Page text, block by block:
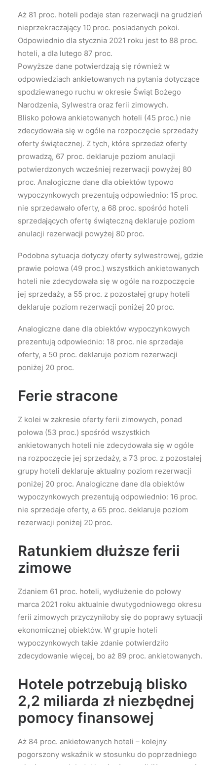
Aż 81 proc. hoteli podaje stan rezerwacji na grudzień
nieprzekraczający 10 proc. posiadanych pokoi.
Odpowiednio dla stycznia 2021 roku jest to 88 proc.
hoteli, a dla lutego 87 proc.
Powyższe dane potwierdzają się również w
odpowiedziach ankietowanych na pytania dotyczące
spodziewanego ruchu w okresie Świąt Bożego
Narodzenia, Sylwestra oraz ferii zimowych.
Blisko połowa ankietowanych hoteli (45 proc.) nie
zdecydowała się w ogóle na rozpoczęcie sprzedaży
oferty świątecznej. Z tych, które sprzedaż oferty
prowadzą, 67 proc. deklaruje poziom anulacji
potwierdzonych wcześniej rezerwacji powyżej 80
proc. Analogiczne dane dla obiektów typowo
wypoczynkowych prezentują odpowiednio: 15 proc.
nie sprzedawało oferty, a 68 proc. spośród hoteli
sprzedających ofertę świąteczną deklaruje poziom
anulacji rezerwacji powyżej 80 proc.
Podobna sytuacja dotyczy oferty sylwestrowej, gdzie
prawie połowa (49 proc.) wszystkich ankietowanych
hoteli nie zdecydowała się w ogóle na rozpoczęcie
jej sprzedaży, a 55 proc. z pozostałej grupy hoteli
deklaruje poziom rezerwacji poniżej 20 proc.
Analogiczne dane dla obiektów wypoczynkowych
prezentują odpowiednio: 18 proc. nie sprzedaje
oferty, a 50 proc. deklaruje poziom rezerwacji
poniżej 20 proc.
Ferie stracone
Z kolei w zakresie oferty ferii zimowych, ponad
połowa (53 proc.) spośród wszystkich
ankietowanych hoteli nie zdecydowała się w ogóle
na rozpoczęcie jej sprzedaży, a 73 proc. z pozostałej
grupy hoteli deklaruje aktualny poziom rezerwacji
poniżej 20 proc. Analogiczne dane dla obiektów
wypoczynkowych prezentują odpowiednio: 16 proc.
nie sprzedaje oferty, a 65 proc. deklaruje poziom
rezerwacji poniżej 20 proc.
Ratunkiem dłuższe ferii
zimowe
Zdaniem 61 proc. hoteli, wydłużenie do połowy
marca 2021 roku aktualnie dwutygodniowego okresu
ferii zimowych przyczyniłoby się do poprawy sytuacji
ekonomicznej obiektów. W grupie hoteli
wypoczynkowych takie zdanie potwierdziło
zdecydowanie więcej, bo aż 89 proc. ankietowanych.
Hotele potrzebują blisko
2,2 miliarda zł niezbędnej
pomocy finansowej
Aż 84 proc. ankietowanych hoteli – kolejny
pogorszony wskaźnik w stosunku do poprzedniego